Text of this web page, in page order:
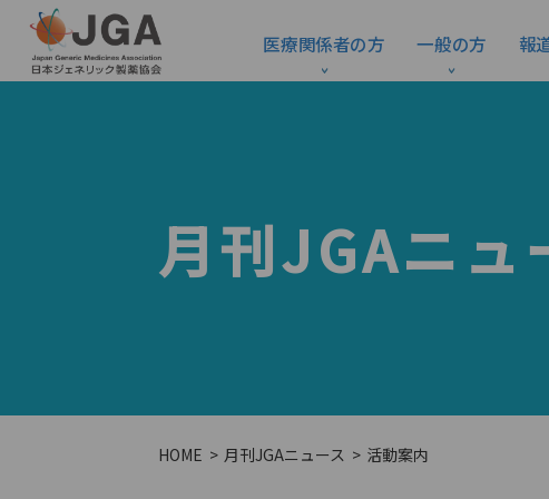
医療関係者の方 一般の方 報
月刊JGAニュ
HOME 月刊JGAニュース 活動案内